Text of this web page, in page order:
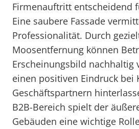
Firmenauftritt entscheidend
Eine saubere Fassade
Professionalität. Durch
Moosentfernung können
Erscheinungsbild nachhaltig
einen positiven Eindruck bei
Geschäftspartnern
B2B-Bereich spielt der
Gebäuden eine wichtige